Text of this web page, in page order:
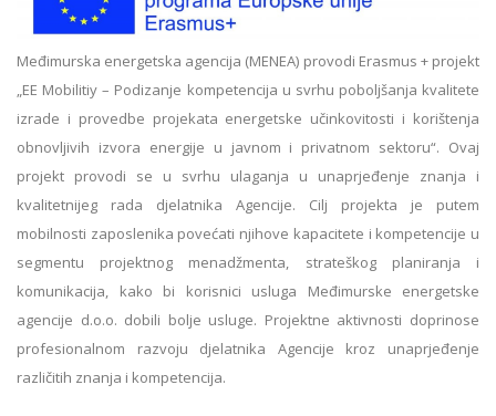
Međimurska energetska agencija (MENEA) provodi Erasmus + projekt
„EE Mobilitiy – Podizanje kompetencija u svrhu poboljšanja kvalitete
izrade i provedbe projekata energetske učinkovitosti i korištenja
obnovljivih izvora energije u javnom i privatnom sektoru“. Ovaj
projekt provodi se u svrhu ulaganja u unaprjeđenje znanja i
kvalitetnijeg rada djelatnika Agencije. Cilj projekta je putem
mobilnosti zaposlenika povećati njihove kapacitete i kompetencije u
segmentu projektnog menadžmenta, strateškog planiranja i
komunikacija, kako bi korisnici usluga Međimurske energetske
agencije d.o.o. dobili bolje usluge. Projektne aktivnosti doprinose
profesionalnom razvoju djelatnika Agencije kroz unaprjeđenje
različitih znanja i kompetencija.